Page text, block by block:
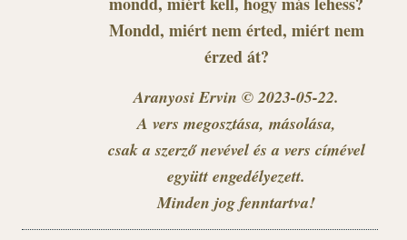
Mondd, miért nem érted, miért nem
érzed át?
Aranyosi Ervin © 2023-05-22.
A vers megosztása, másolása,
csak a szerző nevével és a vers címével
együtt engedélyezett.
Minden jog fenntartva!